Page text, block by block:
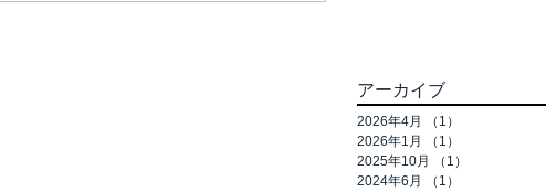
アーカイブ
2026年4月 （1）
2026年1月
（1）
2025年10月
（1）
2024年6月
（1）